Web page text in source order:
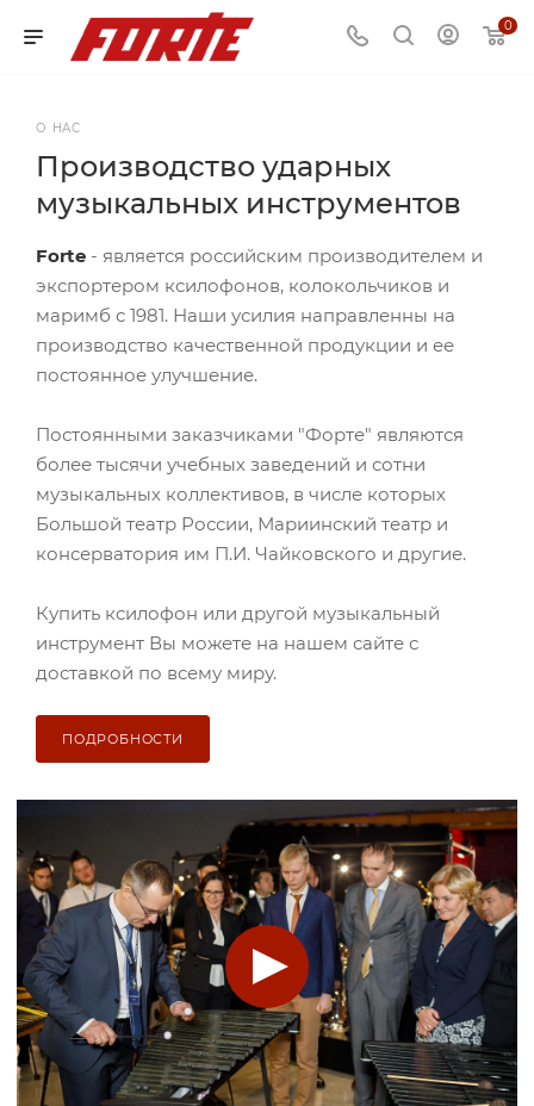
0
О НАС
Производство ударных
музыкальных инструментов
Forte - является российским производителем и
экспортером ксилофонов, колокольчиков и
маримб с 1981. Наши усилия направленны на
производство качественной продукции и ее
постоянное улучшение.
Постоянными заказчиками "Форте" являются
более тысячи учебных заведений и сотни
музыкальных коллективов, в числе которых
Большой театр России, Мариинский театр и
консерватория им П.И. Чайковского и другие.
Купить ксилофон или другой музыкальный
инструмент Вы можете на нашем сайте с
доставкой по всему миру.
ПОДРОБНОСТИ